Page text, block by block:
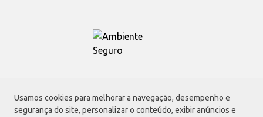
Usamos cookies para melhorar a navegação, desempenho e
segurança do site, personalizar o conteúdo, exibir anúncios e
Atacadão S.A.
Avenida Morvan Dias de Figueiredo, 6169, Vila Maria, São Paulo - SP | CEP
02170-901 | CNPJ: 75.315.333/0001-09